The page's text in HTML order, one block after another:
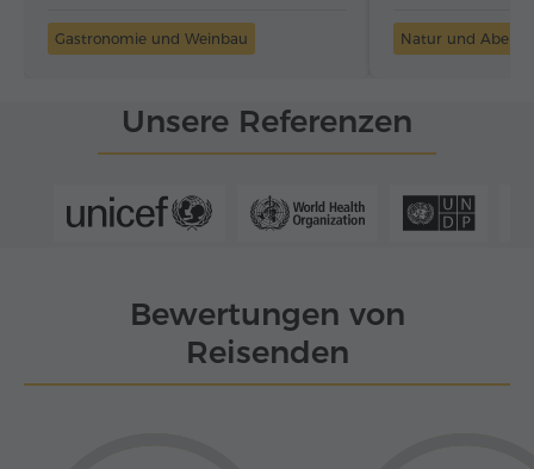
Gastronomie und Weinbau Natur und
Unsere Referenzen
Bewertungen von
Reisenden